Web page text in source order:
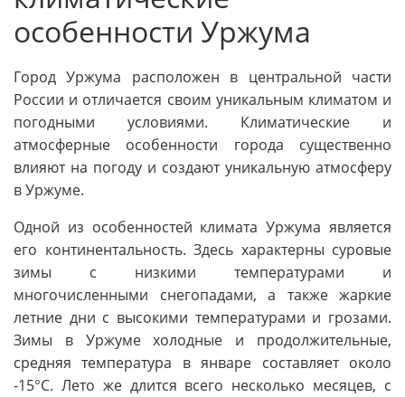
особенности Уржума
Город Уржума расположен в центральной части
России и отличается своим уникальным климатом и
погодными условиями. Климатические и
атмосферные особенности города существенно
влияют на погоду и создают уникальную атмосферу
в Уржуме.
Одной из особенностей климата Уржума является
его континентальность. Здесь характерны суровые
зимы с низкими температурами и
многочисленными снегопадами, а также жаркие
летние дни с высокими температурами и грозами.
Зимы в Уржуме холодные и продолжительные,
средняя температура в январе составляет около
-15°C. Лето же длится всего несколько месяцев, с